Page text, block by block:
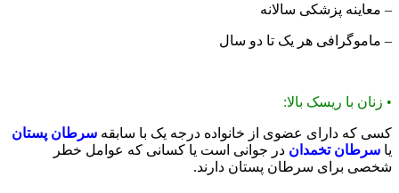
– معاینه پزشکی سالانه
– ماموگرافی هر یک تا دو سال
• زنان با ریسک بالا:
کسی که دارای عضوی از خانواده درجه یک با سابقه سرطان پستان
یا سرطان تخمدان در جوانی است یا کسانی که عوامل خطر
شخصی برای سرطان پستان دارند.